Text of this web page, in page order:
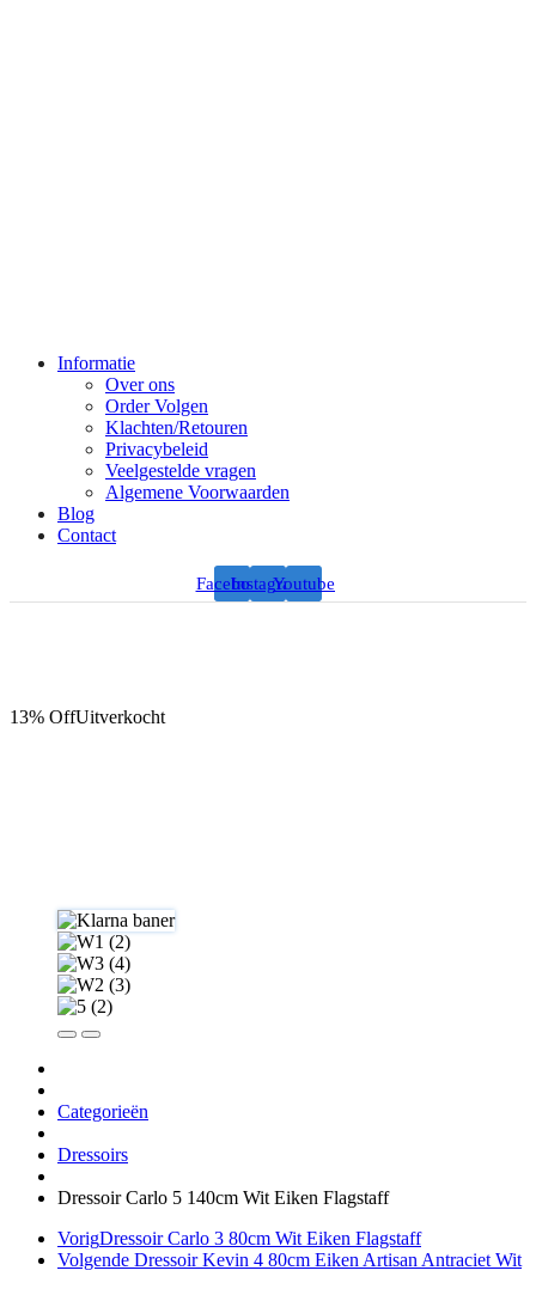
Informatie
Over ons
Order Volgen
Klachten/Retouren
Privacybeleid
Veelgestelde vragen
Algemene Voorwaarden
Blog
Contact
FacebookInstagramYoutube
13% OffUitverkocht
Categorieën
Dressoirs
Dressoir Carlo 5 140cm Wit Eiken Flagstaff
VorigDressoir Carlo 3 80cm Wit Eiken Flagstaff
Volgende Dressoir Kevin 4 80cm Eiken Artisan Antraciet Wit